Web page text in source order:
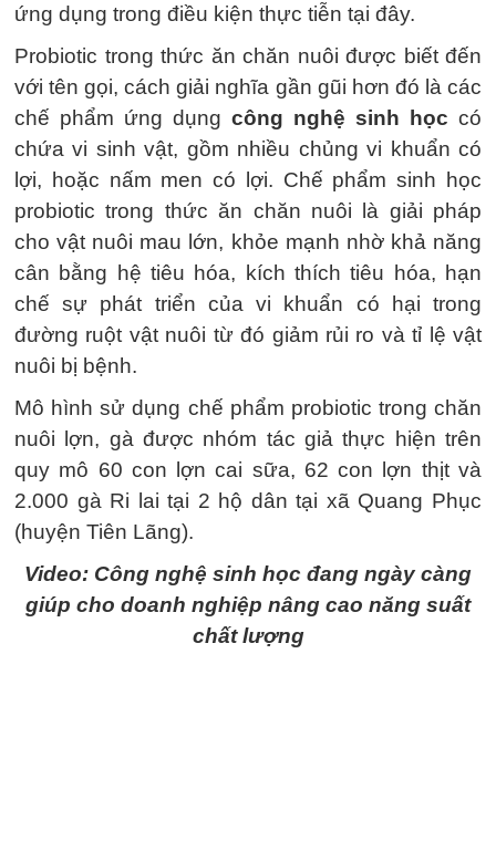
ứng dụng trong điều kiện thực tiễn tại đây.
Probiotic trong thức ăn chăn nuôi được biết đến
với tên gọi, cách giải nghĩa gần gũi hơn đó là các
chế phẩm ứng dụng công nghệ sinh học có
chứa vi sinh vật, gồm nhiều chủng vi khuẩn có
lợi, hoặc nấm men có lợi. Chế phẩm sinh học
probiotic trong thức ăn chăn nuôi là giải pháp
cho vật nuôi mau lớn, khỏe mạnh nhờ khả năng
cân bằng hệ tiêu hóa, kích thích tiêu hóa, hạn
chế sự phát triển của vi khuẩn có hại trong
đường ruột vật nuôi từ đó giảm rủi ro và tỉ lệ vật
nuôi bị bệnh.
Mô hình sử dụng chế phẩm probiotic trong chăn
nuôi lợn, gà được nhóm tác giả thực hiện trên
quy mô 60 con lợn cai sữa, 62 con lợn thịt và
2.000 gà Ri lai tại 2 hộ dân tại xã Quang Phục
(huyện Tiên Lãng).
Video: Công nghệ sinh học đang ngày càng
giúp cho doanh nghiệp nâng cao năng suất
chất lượng